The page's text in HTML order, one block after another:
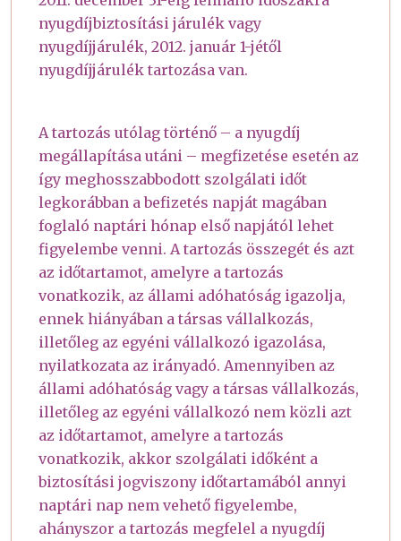
nyugdíjbiztosítási járulék vagy
nyugdíjjárulék, 2012. január 1-jétől
nyugdíjjárulék tartozása van.
A tartozás utólag történő – a nyugdíj
megállapítása utáni – megfizetése esetén az
így meghosszabbodott szolgálati időt
legkorábban a befizetés napját magában
foglaló naptári hónap első napjától lehet
figyelembe venni. A tartozás összegét és azt
az időtartamot, amelyre a tartozás
vonatkozik, az állami adóhatóság igazolja,
ennek hiányában a társas vállalkozás,
illetőleg az egyéni vállalkozó igazolása,
nyilatkozata az irányadó. Amennyiben az
állami adóhatóság vagy a társas vállalkozás,
illetőleg az egyéni vállalkozó nem közli azt
az időtartamot, amelyre a tartozás
vonatkozik, akkor szolgálati időként a
biztosítási jogviszony időtartamából annyi
naptári nap nem vehető figyelembe,
ahányszor a tartozás megfelel a nyugdíj